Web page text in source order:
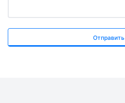
Отправить